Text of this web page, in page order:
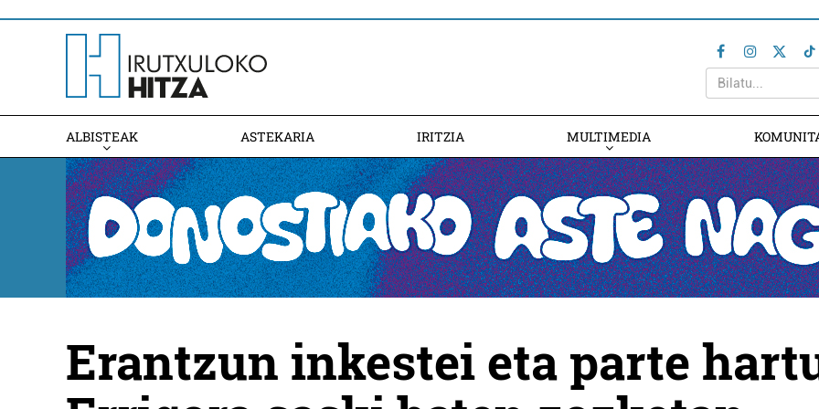
ALBISTEAK ASTEKARIA IRITZIA MULTIMEDIA
Erantzun inkestei eta parte